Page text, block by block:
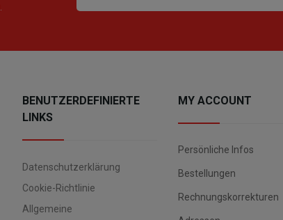
BENUTZERDEFINIERTE
LINKS
Datenschutzerklärung
Cookie-Richtlinie
Allgemeine
MY ACCOUNT
Persönliche Infos
Bestellungen
Rechnungskorrekturen